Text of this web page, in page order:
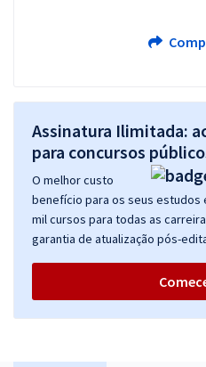
Assinatura Ilimitada:
para concursos
O melhor custo
benefício para os seus estudos
mil cursos para todas as
garantia de atualização pós-